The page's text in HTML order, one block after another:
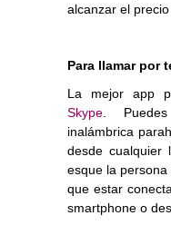
alcanzar el
Para llamar por
La mejor app
Skype .
inalámbrica
desde cualquier
esque la
que estar
smartphone o